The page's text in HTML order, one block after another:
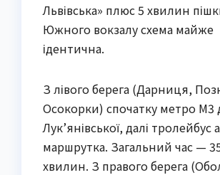
Львівська» плюс 5 хвилин
Южного вокзалу схема майже
ідентична.
З лівого берега (Дарниця,
Осокорки) спочатку метро М3
Лук’янівської, далі тролейбус
маршрутка. Загальний час —
хвилин. З правого берега